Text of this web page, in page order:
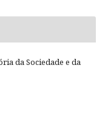
da Sociedade e da